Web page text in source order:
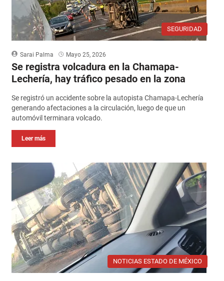
SEGURIDAD
Sarai Palma Mayo 25, 2026
Se registra volcadura en la Chamapa-
Lechería, hay tráfico pesado en la zona
Se registró un accidente sobre la autopista Chamapa-Lechería
generando afectaciones a la circulación, luego de que un
automóvil terminara volcado.
Leer más
NOTICIAS ESTADO DE MÉXICO